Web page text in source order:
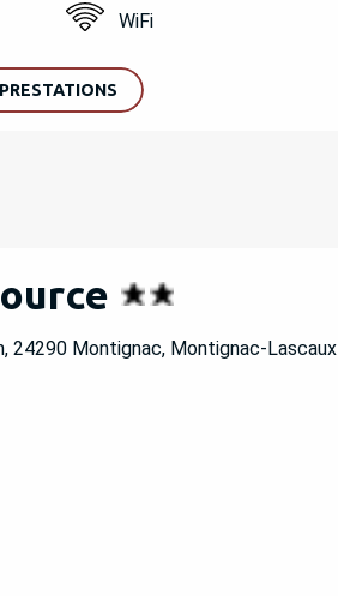
WiFi
24290 Montignac, Montignac-Lascaux